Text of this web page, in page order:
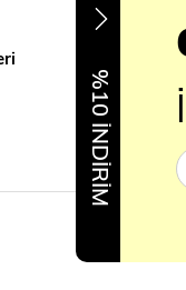
%10 İNDİRİM